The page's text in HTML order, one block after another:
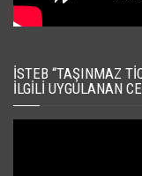
İSTEB “TAŞINMAZ
İLGILI UYGULANAN